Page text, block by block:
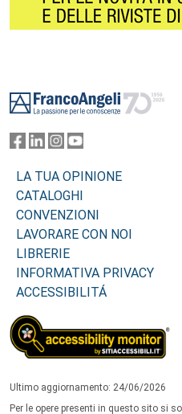
LA TUA OPINIONE
CATALOGHI
CONVENZIONI
LAVORARE CON NOI
LIBRERIE
INFORMATIVA PRIVACY
ACCESSIBILITÁ
Ultimo aggiornamento: 24/06/2026
Per le opere presenti in questo sito si